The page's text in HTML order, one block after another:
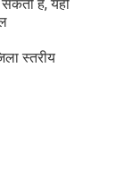
है, यही
स्तरीय